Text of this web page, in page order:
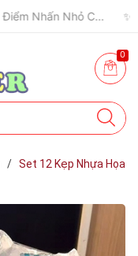
🧢 Một Chiếc Nón Đẹp – Điểm Nhấn Nhỏ Cho Mỗi Outfit ✨
0
/ Set 12 Kẹp Nhựa Họa